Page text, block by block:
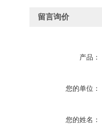
留言询价
产品：
您的单位：
您的姓名：